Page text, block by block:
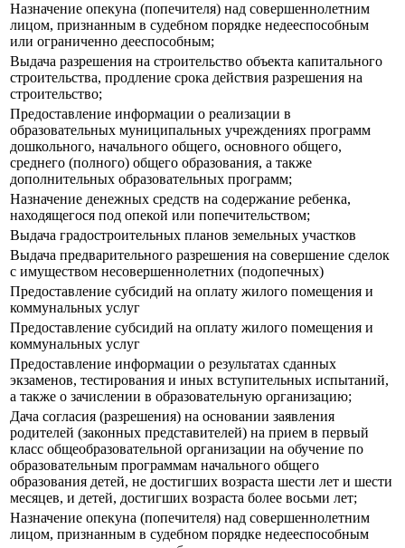
Назначение опекуна (попечителя) над совершеннолетним
лицом, признанным в судебном порядке недееспособным
или ограниченно дееспособным;
Выдача разрешения на строительство объекта капитального
строительства, продление срока действия разрешения на
строительство;
Предоставление информации о реализации в
образовательных муниципальных учреждениях программ
дошкольного, начального общего, основного общего,
среднего (полного) общего образования, а также
дополнительных образовательных программ;
Назначение денежных средств на содержание ребенка,
находящегося под опекой или попечительством;
Выдача градостроительных планов земельных участков
Выдача предварительного разрешения на совершение сделок
с имуществом несовершеннолетних (подопечных)
Предоставление субсидий на оплату жилого помещения и
коммунальных услуг
Предоставление субсидий на оплату жилого помещения и
коммунальных услуг
Предоставление информации о результатах сданных
экзаменов, тестирования и иных вступительных испытаний,
а также о зачислении в образовательную организацию;
Дача согласия (разрешения) на основании заявления
родителей (законных представителей) на прием в первый
класс общеобразовательной организации на обучение по
образовательным программам начального общего
образования детей, не достигших возраста шести лет и шести
месяцев, и детей, достигших возраста более восьми лет;
Назначение опекуна (попечителя) над совершеннолетним
лицом, признанным в судебном порядке недееспособным